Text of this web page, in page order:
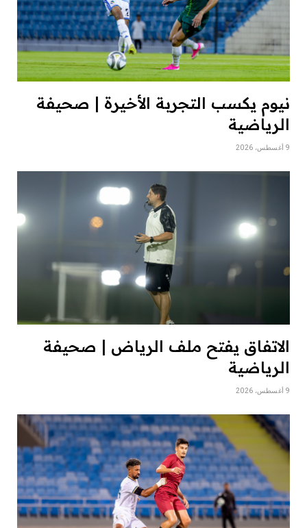
نيوم يكسب التجربة الأخيرة | صحيفة
الرياضية
9 أغسطس، 2026
الاتفاق يفتح ملف الرياض | صحيفة
الرياضية
9 أغسطس، 2026